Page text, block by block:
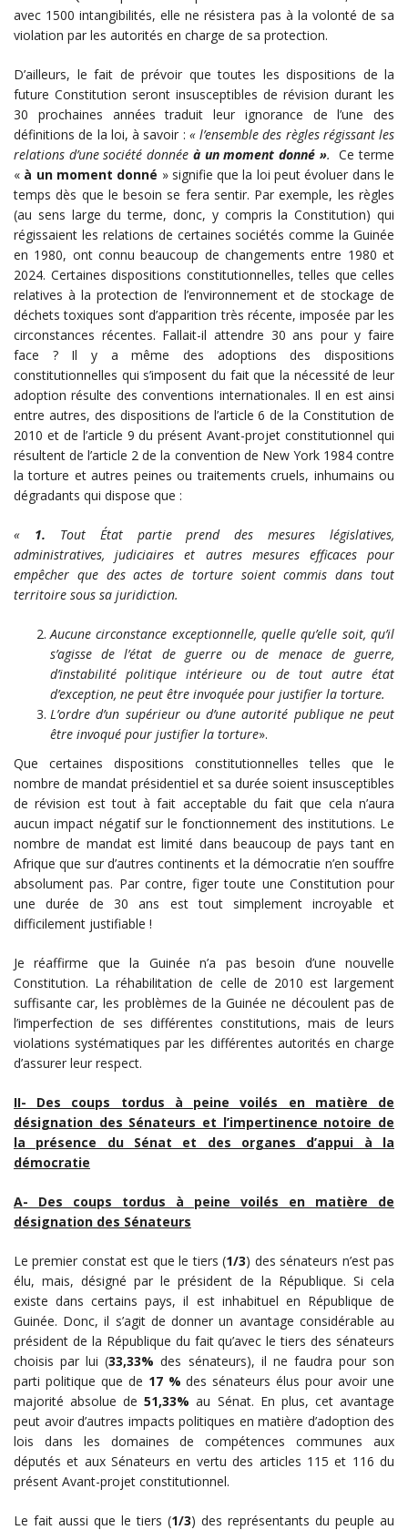
avec 1500 intangibilités, elle ne résistera pas à la volonté de sa
violation par les autorités en charge de sa protection.
D’ailleurs, le fait de prévoir que toutes les dispositions de la
future Constitution seront insusceptibles de révision durant les
30 prochaines années traduit leur ignorance de l’une des
définitions de la loi, à savoir : « l’ensemble des règles régissant les
relations d’une société donnée à un moment donné ». Ce terme
« à un moment donné » signifie que la loi peut évoluer dans le
temps dès que le besoin se fera sentir. Par exemple, les règles
(au sens large du terme, donc, y compris la Constitution) qui
régissaient les relations de certaines sociétés comme la Guinée
en 1980, ont connu beaucoup de changements entre 1980 et
2024. Certaines dispositions constitutionnelles, telles que celles
relatives à la protection de l’environnement et de stockage de
déchets toxiques sont d’apparition très récente, imposée par les
circonstances récentes. Fallait-il attendre 30 ans pour y faire
face ? Il y a même des adoptions des dispositions
constitutionnelles qui s’imposent du fait que la nécessité de leur
adoption résulte des conventions internationales. Il en est ainsi
entre autres, des dispositions de l’article 6 de la Constitution de
2010 et de l’article 9 du présent Avant-projet constitutionnel qui
résultent de l’article 2 de la convention de New York 1984 contre
la torture et autres peines ou traitements cruels, inhumains ou
dégradants qui dispose que :
« 1. Tout État partie prend des mesures législatives,
administratives, judiciaires et autres mesures efficaces pour
empêcher que des actes de torture soient commis dans tout
territoire sous sa juridiction.
Aucune circonstance exceptionnelle, quelle qu’elle soit, qu’il
s’agisse de l’état de guerre ou de menace de guerre,
d’instabilité politique intérieure ou de tout autre état
d’exception, ne peut être invoquée pour justifier la torture.
L’ordre d’un supérieur ou d’une autorité publique ne peut
être invoqué pour justifier la torture».
Que certaines dispositions constitutionnelles telles que le
nombre de mandat présidentiel et sa durée soient insusceptibles
de révision est tout à fait acceptable du fait que cela n’aura
aucun impact négatif sur le fonctionnement des institutions. Le
nombre de mandat est limité dans beaucoup de pays tant en
Afrique que sur d’autres continents et la démocratie n’en souffre
absolument pas. Par contre, figer toute une Constitution pour
une durée de 30 ans est tout simplement incroyable et
difficilement justifiable !
Je réaffirme que la Guinée n’a pas besoin d’une nouvelle
Constitution. La réhabilitation de celle de 2010 est largement
suffisante car, les problèmes de la Guinée ne découlent pas de
l’imperfection de ses différentes constitutions, mais de leurs
violations systématiques par les différentes autorités en charge
d’assurer leur respect.
II- Des coups tordus à peine voilés en matière de
désignation des Sénateurs et l’impertinence notoire de
la présence du Sénat et des organes d’appui à la
démocratie
A- Des coups tordus à peine voilés en matière de
désignation des Sénateurs
Le premier constat est que le tiers (1/3) des sénateurs n’est pas
élu, mais, désigné par le président de la République. Si cela
existe dans certains pays, il est inhabituel en République de
Guinée. Donc, il s’agit de donner un avantage considérable au
président de la République du fait qu’avec le tiers des sénateurs
choisis par lui (33,33% des sénateurs), il ne faudra pour son
parti politique que de 17 % des sénateurs élus pour avoir une
majorité absolue de51,33% au Sénat. En plus, cet avantage
peut avoir d’autres impacts politiques en matière d’adoption des
lois dans les domaines de compétences communes aux
députés et aux Sénateurs en vertu des articles 115 et 116 du
présent Avant-projet constitutionnel.
Le fait aussi que le tiers (1/3) des représentants du peuple au